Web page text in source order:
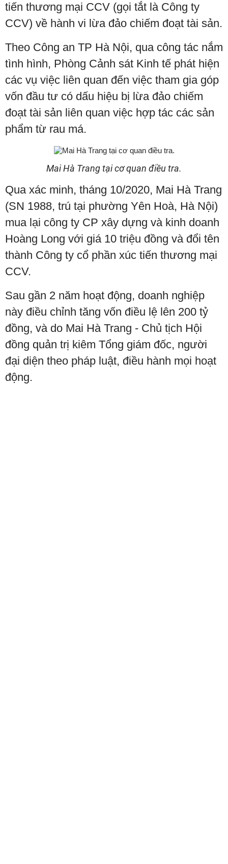
tiến thương mại CCV (gọi tắt là Công ty
CCV) về hành vi lừa đảo chiếm đoạt tài sản.
Theo Công an TP Hà Nội, qua công tác nắm
tình hình, Phòng Cảnh sát Kinh tế phát hiện
các vụ việc liên quan đến việc tham gia góp
vốn đầu tư có dấu hiệu bị lừa đảo chiếm
đoạt tài sản liên quan việc hợp tác các sản
phẩm từ rau má.
Mai Hà Trang tại cơ quan điều tra.
Qua xác minh, tháng 10/2020, Mai Hà Trang
(SN 1988, trú tại phường Yên Hoà, Hà Nội)
mua lại công ty CP xây dựng và kinh doanh
Hoàng Long với giá 10 triệu đồng và đổi tên
thành Công ty cổ phần xúc tiến thương mại
CCV.
Sau gần 2 năm hoạt động, doanh nghiệp
này điều chỉnh tăng vốn điều lệ lên 200 tỷ
đồng, và do Mai Hà Trang - Chủ tịch Hội
đồng quản trị kiêm Tổng giám đốc, người
đại diện theo pháp luật, điều hành mọi hoạt
động.